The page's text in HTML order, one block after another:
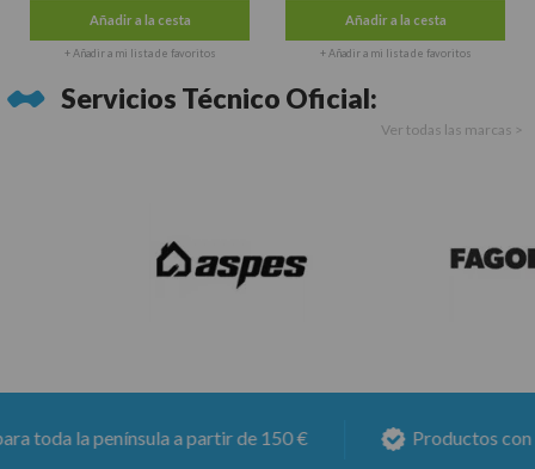
Añadir a la cesta
+ Añadir a mi lista de favoritos
Añadir a la cesta
+ Añadir a mi lista de favoritos
Servicios Técnico Oficial:
Ver todas las marcas >
la península a partir de 150 € Productos con6